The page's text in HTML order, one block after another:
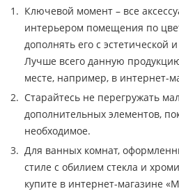
Ключевой момент – все
интерьером помещения по
дополнять его с эстетической
Лучше всего данную
месте, например, в интернет-
Старайтесь не перегружать
дополнительных элементов,
необходимое.
Для ванных комнат,
стиле с обилием стекла и
купите в интернет-магазине